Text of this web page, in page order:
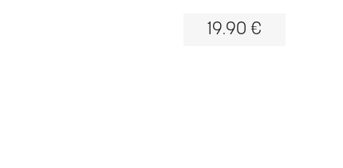
19.90 €